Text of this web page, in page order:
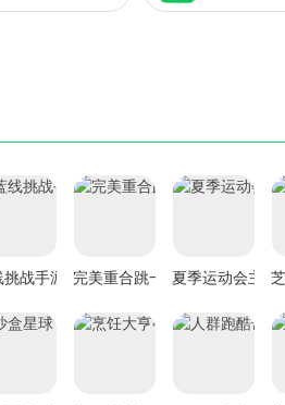
挑战手游下载完美重合跳一跳红包版手游下载
夏季运动会主题